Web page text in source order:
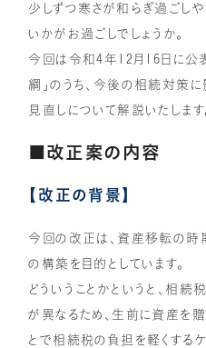
少しずつ寒さが和らぎ過ごし
いかがお過ごしでしょうか。
今回は令和4年12月16日に公
綱」のうち、今後の相続対策
見直しについて解説いたします
■改正案の内容
【改正の背景】
今回の改正は、資産移転の時
の構築を目的としています。
どういうことかというと、相
が異なるため、生前に資産を
とで相続税の負担を軽くする